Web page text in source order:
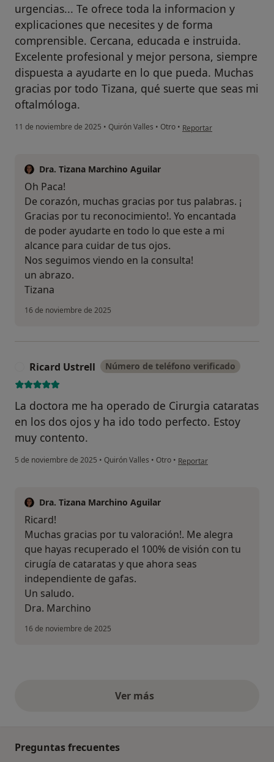
urgencias... Te ofrece toda la informacion y
explicaciones que necesites y de forma
comprensible. Cercana, educada e instruida.
Excelente profesional y mejor persona, siempre
dispuesta a ayudarte en lo que pueda. Muchas
gracias por todo Tizana, qué suerte que seas mi
oftalmóloga.
11 de noviembre de 2025 • Quirón Valles • Otro • en opinión del usuario
Reportar
Dra. Tizana Marchino Aguilar
Oh Paca!
De corazón, muchas gracias por tus palabras. ¡
Gracias por tu reconocimiento!. Yo encantada
de poder ayudarte en todo lo que este a mi
alcance para cuidar de tus ojos.
Nos seguimos viendo en la consulta!
un abrazo.
Tizana
16 de noviembre de 2025
Ricard Ustrell Número de teléfono verificado
La doctora me ha operado de Cirurgia cataratas
en los dos ojos y ha ido todo perfecto. Estoy
muy contento.
5 de noviembre de 2025 • Quirón Valles • Otro • en opinión del usuario
Reportar
Dra. Tizana Marchino Aguilar
Ricard!
Muchas gracias por tu valoración!. Me alegra
que hayas recuperado el 100% de visión con tu
cirugía de cataratas y que ahora seas
independiente de gafas.
Un saludo.
Dra. Marchino
16 de noviembre de 2025
Ver másopiniones anteriores
Preguntas frecuentes